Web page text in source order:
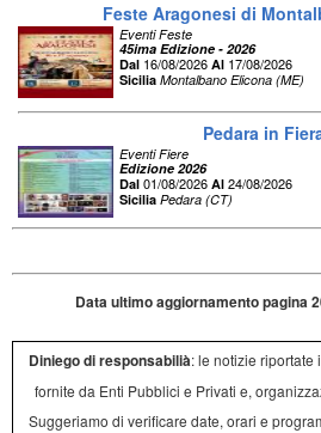
Feste Aragonesi di
Eventi Feste
45ima Edizione - 2026
Dal 16/08/2026 Al 17/08/2026
Sicilia Montalbano Elicona (ME)
Pedara in
Eventi Fiere
Edizione 2026
Dal 01/08/2026 Al 24/08/2026
Sicilia Pedara (CT)
Data ultimo aggiornamento pagina
Diniego di responsabilià: le notizie riportate
fornite da Enti Pubblici e Privati e,
Suggeriamo di verificare date, orari e